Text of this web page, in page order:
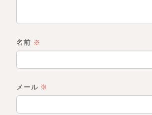
名前 ※
メール ※